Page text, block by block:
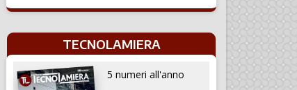
TECNOLAMIERA
5 numeri all'anno